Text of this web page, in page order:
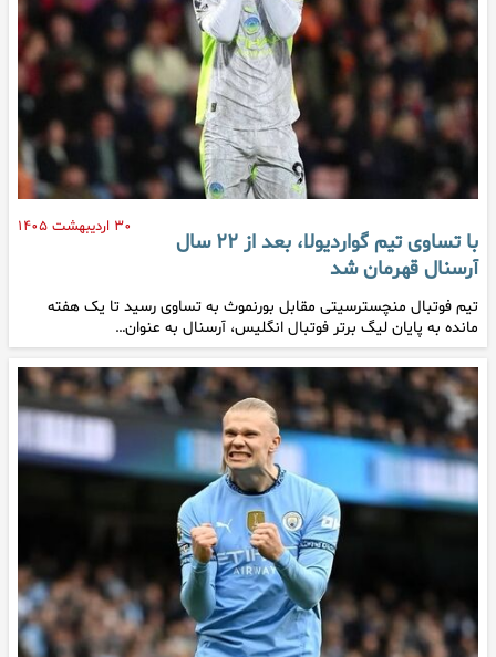
۳۰ اردیبهشت ۱۴۰۵
با تساوی تیم گواردیولا، بعد از ۲۲ سال
آرسنال قهرمان شد
تیم فوتبال منچسترسیتی مقابل بورنموث به تساوی رسید تا یک هفته
مانده به پایان لیگ برتر فوتبال انگلیس، آرسنال به عنوان…